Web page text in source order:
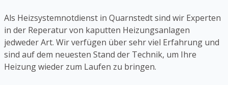
Als Heizsystemnotdienst in Quarnstedt sind wir Experten
in der Reperatur von kaputten Heizungsanlagen
jedweder Art. Wir verfügen über sehr viel Erfahrung und
sind auf dem neuesten Stand der Technik, um Ihre
Heizung wieder zum Laufen zu bringen.